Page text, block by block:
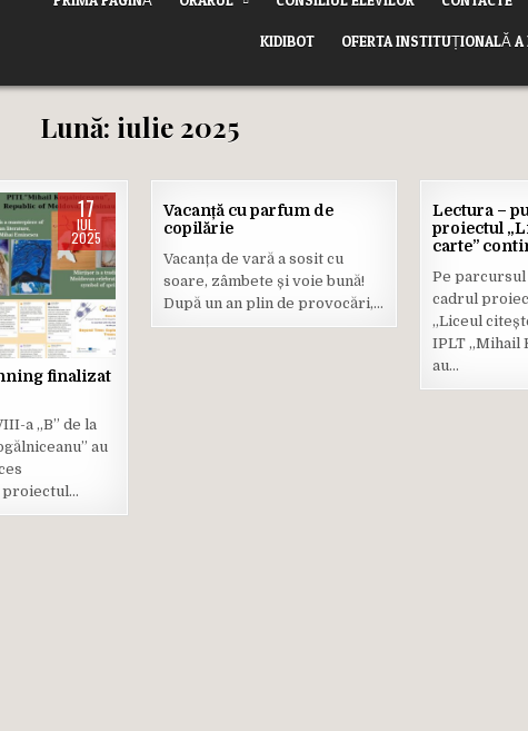
KIDIBOT OFERTA INSTITUȚIONALĂ
Lună: iulie 2025
17
IUL.
2025
finalizat
a „B” de la
au
proiectul…
Posted
in
Vacanță cu parfum de
copilărie
Vacanța de vară a sosit cu
soare, zâmbete și voie bună!
După un an plin de provocări,…
in
Lectura –
proiectul
carte”
Pe parcursul
cadrul
„Liceul
IPLT „Mihail
au…